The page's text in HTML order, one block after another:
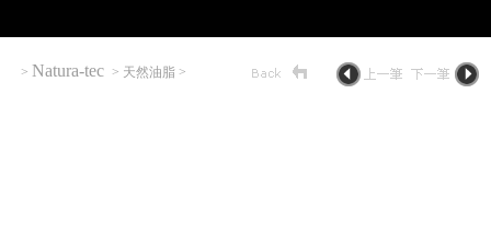
> Natura-tec > 天然油脂 >